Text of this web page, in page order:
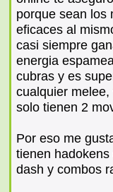
porque sean los
eficaces al
casi siempre
energia
cubras y es
cualquier
solo tienen 2
Por eso me
tienen
dash y combos